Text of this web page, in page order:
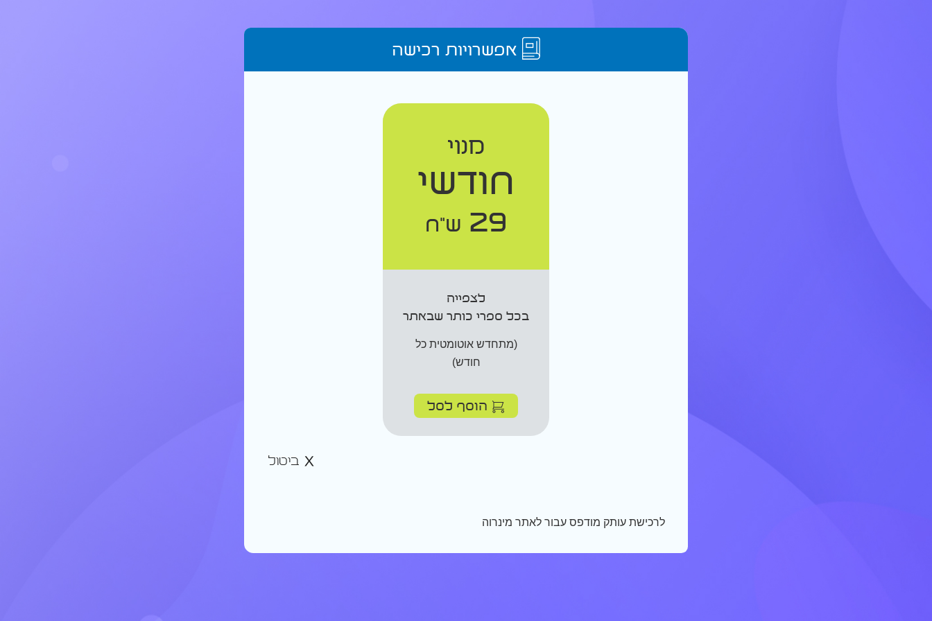
אפשרויות רכישה
מנוי
חודשי
29 ש"ח
לצפייה
בכל ספרי כותר שבאתר
(מתחדש אוטומטית כל
חודש)
הוסף לסל
ביטול
לרכישת עותק מודפס עבור לאתר מינרוה